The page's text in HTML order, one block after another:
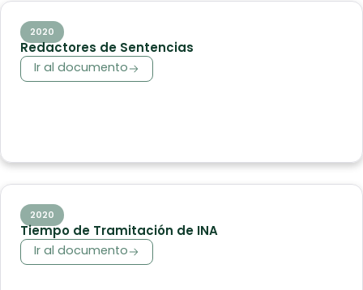
2020
Redactores de Sentencias
Ir al documento
2020
Tiempo de Tramitación de INA
Ir al documento